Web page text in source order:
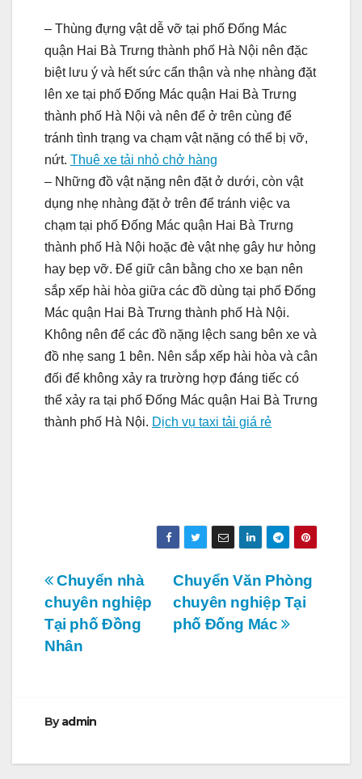
– Thùng đựng vật dễ vỡ tại phố Đống Mác
quận Hai Bà Trưng thành phố Hà Nội nên đặc
biệt lưu ý và hết sức cẩn thận và nhẹ nhàng đặt
lên xe tại phố Đống Mác quận Hai Bà Trưng
thành phố Hà Nội và nên để ở trên cùng để
tránh tình trạng va chạm vật nặng có thể bị vỡ,
nứt. Thuê xe tải nhỏ chở hàng
– Những đồ vật nặng nên đặt ở dưới, còn vật
dụng nhẹ nhàng đặt ở trên để tránh việc va
chạm tại phố Đống Mác quận Hai Bà Trưng
thành phố Hà Nội hoặc đè vật nhẹ gây hư hỏng
hay bẹp vỡ. Để giữ cân bằng cho xe bạn nên
sắp xếp hài hòa giữa các đồ dùng tại phố Đống
Mác quận Hai Bà Trưng thành phố Hà Nội.
Không nên để các đồ nặng lệch sang bên xe và
đồ nhẹ sang 1 bên. Nên sắp xếp hài hòa và cân
đối để không xảy ra trường hợp đáng tiếc có
thể xảy ra tại phố Đống Mác quận Hai Bà Trưng
thành phố Hà Nội. Dịch vụ taxi tải giá rẻ
Điều
hướng
bài
Chuyển Văn Phòng
chuyên nghiệp Tại
phố Đống Mác
Chuyển nhà
chuyên nghiệp
Tại phố Đồng
Nhân
Byadmin